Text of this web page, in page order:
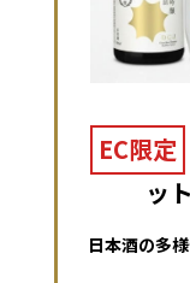
EC限定
ッ
日本酒の多